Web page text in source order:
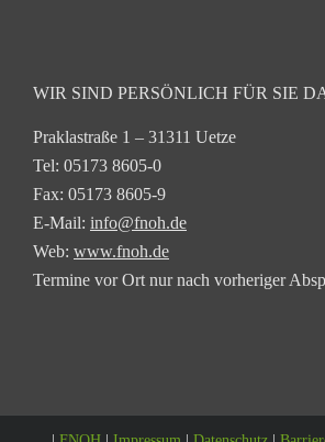
WIR SIND PERSÖNLICH FÜR SIE
Praklastraße 1 – 31311 Uetze
Tel: 05173 8605-0
Fax: 05173 8605-9
E-Mail: info@fnoh.de
Web: www.fnoh.de
Termine vor Ort nur nach vorheriger